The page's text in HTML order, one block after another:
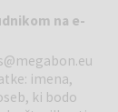
sodobno in
soba, morska
ali dve
ima tuš. Ko
na e-
imena,
ki bodo